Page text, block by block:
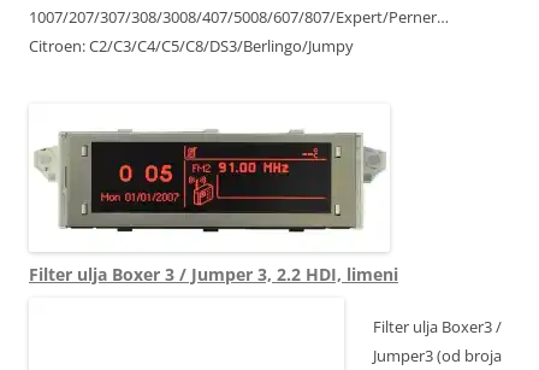
1007/207/307/308/3008/407/5008/607/807/Expert/Perner…
Citroen: C2/C3/C4/C5/C8/DS3/Berlingo/Jumpy
Filter ulja Boxer 3 / Jumper 3, 2.2 HDI, limeni
Filter ulja Boxer3 /
Jumper3 (od broja